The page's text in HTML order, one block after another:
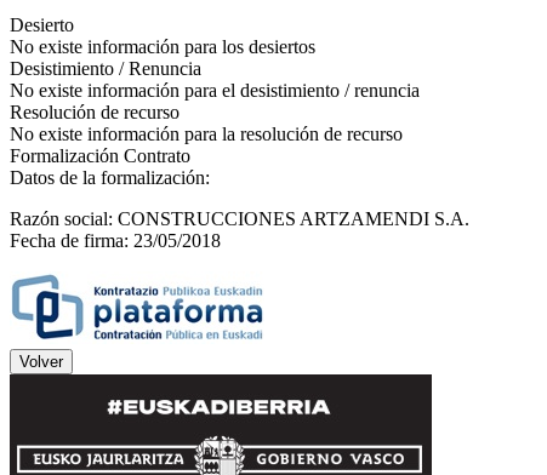
Desierto
No existe información para los desiertos
Desistimiento / Renuncia
No existe información para el desistimiento / renuncia
Resolución de recurso
No existe información para la resolución de recurso
Formalización Contrato
Datos de la formalización:
Razón social: CONSTRUCCIONES ARTZAMENDI S.A.
Fecha de firma: 23/05/2018